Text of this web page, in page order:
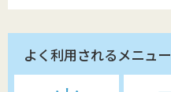
よく利用されるメニュー